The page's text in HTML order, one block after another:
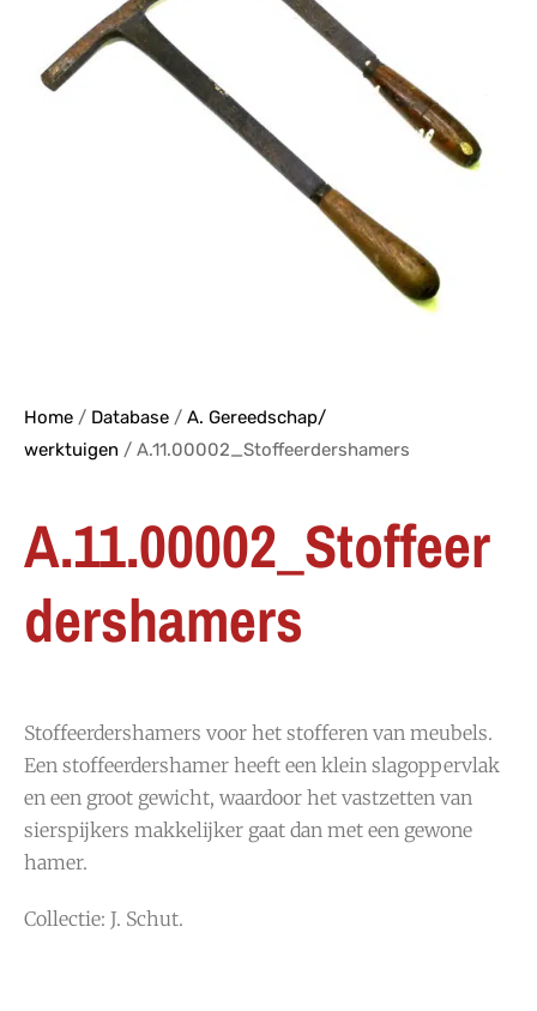
Home / Database / A. Gereedschap/
werktuigen / A.11.00002_Stoffeerdershamers
A.11.00002_Stoffeer
dershamers
Stoffeerdershamers voor het stofferen van meubels.
Een stoffeerdershamer heeft een klein slagoppervlak
en een groot gewicht, waardoor het vastzetten van
sierspijkers makkelijker gaat dan met een gewone
hamer.
Collectie: J. Schut.